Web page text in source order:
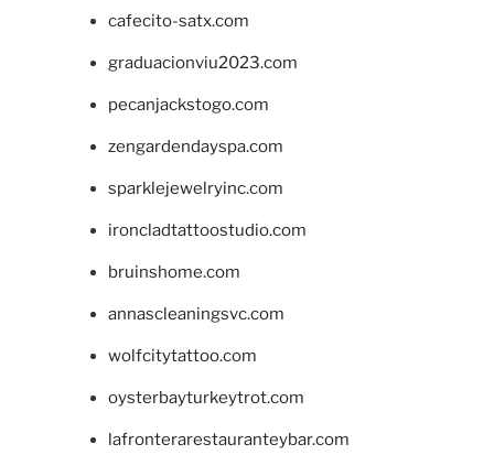
cafecito-satx.com
graduacionviu2023.com
pecanjackstogo.com
zengardendayspa.com
sparklejewelryinc.com
ironcladtattoostudio.com
bruinshome.com
annascleaningsvc.com
wolfcitytattoo.com
oysterbayturkeytrot.com
lafronterarestauranteybar.com